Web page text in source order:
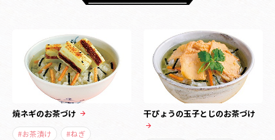
焼ネギのお茶づけ
#お茶漬け #ねぎ
干ぴょうの玉子とじのお茶づけ